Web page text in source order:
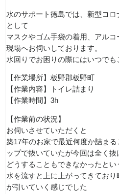
水のサポート徳島では、新型コ
として
マスクやゴム手袋の着用、アル
現場へお伺いしております。
水回りでお困りの際にはいつでも
【作業場所】板野郡板野町
【作業内容】トイレ詰まり
【作業時間】3h
【作業前の状況】
お伺いさせていただくと
築17年のお家で最近何度か詰ま
ップで抜いていたが今回は全く抜
どうすることもできなかったとい
水を流すと上に上がってきてお
が引いていく感じでした